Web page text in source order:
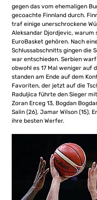
gegen das vom ehemaligen
gecoachte Finnland durch.
traf einige unerschrockene
Aleksandar Djordjevic, warum
EuroBasket gehören. Nach
Schlussabschnitts gingen die
war entschieden. Serbien
obwohl es 17 Mal weniger auf
standen am Ende auf dem
Favoriten, der jetzt auf die
Raduljica führte den Sieger
Zoran Erceg 13, Bogdan
Salin (26), Jamar Wilson (15),
ihre besten Werfer.